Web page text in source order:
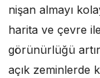
nişan almayı
harita ve çevre
görünürlüğü
açık zeminlerde